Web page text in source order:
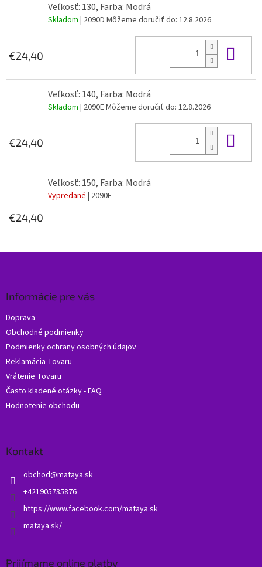
Veľkosť: 130, Farba: Modrá
Skladom | 2090D Môžeme doručiť do: 12.8.2026
€24,40
Veľkosť: 140, Farba: Modrá
Skladom | 2090EMôžeme doručiť do: 12.8.2026
€24,40
Veľkosť: 150, Farba: Modrá
Vypredané | 2090F
€24,40
Informácie pre vás
Doprava
Obchodné podmienky
Podmienky ochrany osobných údajov
Reklamácia Tovaru
Vrátenie Tovaru
Často kladené otázky - FAQ
Hodnotenie obchodu
Kontakt
obchod@mataya.sk
+421905735876
https://www.facebook.com/mataya.sk
mataya.sk/
Prijímame online platby